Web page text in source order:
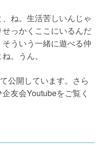
ね。生活苦しいんじゃ
っかくここにいるんだ
ういう一緒に遊べる仲
。うん。
公開しています。さら
友会Youtubeをご覧く